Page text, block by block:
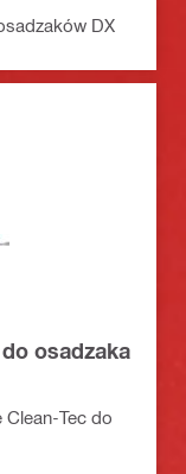
DX
osadzaka
Clean-Tec do